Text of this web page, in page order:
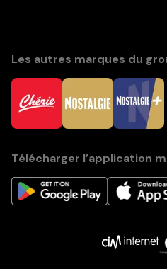
Les autres marques du
Télécharger l’application